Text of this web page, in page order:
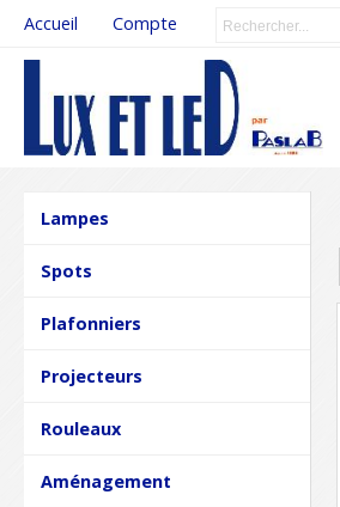
Accueil Compte
Lampes
Spots
Plafonniers
Projecteurs
Rouleaux
Aménagement